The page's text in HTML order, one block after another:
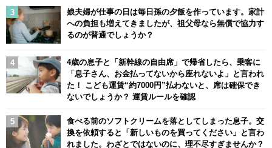
娘夫婦が仕事の日は毎日孫の夕飯を作っています。家計
への負担も増えてきましたが、祖父母なら無償で協力す
るのが普通でしょうか？
4歳の息子と「新幹線の自由席」で帰省したら、乗客に
「息子さん、お金払ってないから座れないよ」と言われ
た！ こども運賃“約7000円”払わないと、席は確保でき
ないでしょうか？ 運賃ルールを確認
食べる前のソフトクリームを落としてしまった息子。交
換を依頼すると「新しいものを買ってください」と言わ
れました。わざとではないのに、理不尽すぎませんか？